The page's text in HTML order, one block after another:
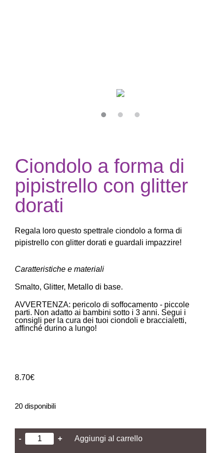
Ciondolo a forma di
pipistrello con glitter
dorati
Regala loro questo spettrale ciondolo a forma di
pipistrello con glitter dorati e guardali impazzire!
Caratteristiche e materiali
Smalto, Glitter, Metallo di base.
AVVERTENZA: pericolo di soffocamento - piccole
parti. Non adatto ai bambini sotto i 3 anni. Segui i
consigli per la cura dei tuoi ciondoli e braccialetti,
affinché durino a lungo!
8.70€
20 disponibili
- + Aggiungi al carrello